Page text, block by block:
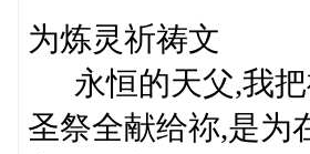
为炼灵祈祷文
永恒的天父,我把
圣祭全献给祢,是为